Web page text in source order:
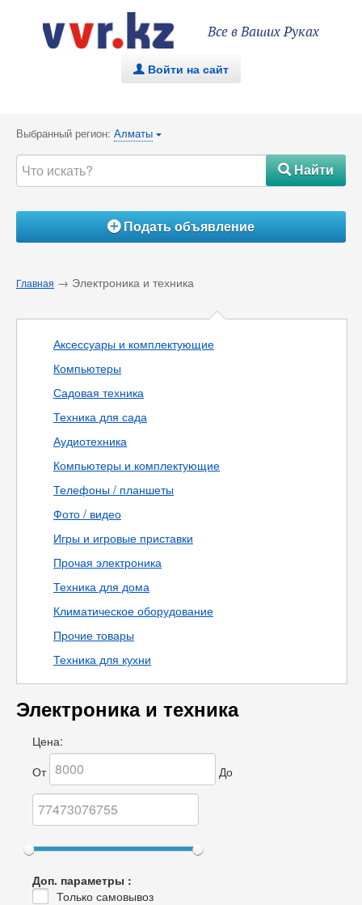
Все в Ваших Руках
. Войти на сайт
Выбранный регион: Алматы {
#Найти
ÁПодать объявление
Главная → Электроника и техника
Аксессуары и комплектующие
Компьютеры
Садовая техника
Техника для сада
Аудиотехника
Компьютеры и комплектующие
Телефоны / планшеты
Фото / видео
Игры и игровые приставки
Прочая электроника
Техника для дома
Климатическое оборудование
Прочие товары
Техника для кухни
Электроника и техника
Цена:
От
До
Доп. параметры :
Только самовывоз